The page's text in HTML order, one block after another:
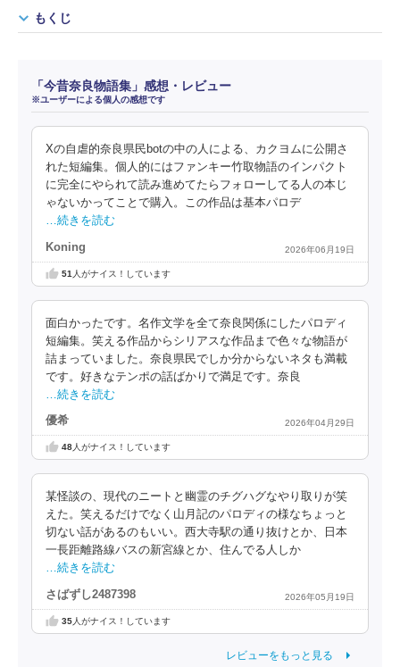
もくじ
「今昔奈良物語集」感想・レビュー
※ユーザーによる個人の感想です
Xの自虐的奈良県民botの中の人による、カクヨムに公開さ
れた短編集。個人的にはファンキー竹取物語のインパクト
に完全にやられて読み進めてたらフォローしてる人の本じ
ゃないかってことで購入。この作品は基本パロデ
…続きを読む
Koning 2026年06月19日
51 人がナイス！しています
面白かったです。名作文学を全て奈良関係にしたパロディ
短編集。笑える作品からシリアスな作品まで色々な物語が
詰まっていました。奈良県民でしか分からないネタも満載
です。好きなテンポの話ばかりで満足です。奈良
…続きを読む
優希 2026年04月29日
48人がナイス！しています
某怪談の、現代のニートと幽霊のチグハグなやり取りが笑
えた。笑えるだけでなく山月記のパロディの様なちょっと
切ない話があるのもいい。西大寺駅の通り抜けとか、日本
一長距離路線バスの新宮線とか、住んでる人しか
…続きを読む
さばずし2487398 2026年05月19日
35人がナイス！しています
レビューをもっと見る